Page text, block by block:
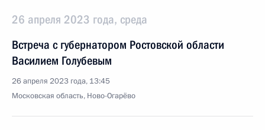
26 апреля 2023 года, среда
Встреча с губернатором Ростовской области
Василием Голубевым
26 апреля 2023 года, 13:45
Московская область, Ново-Огарёво